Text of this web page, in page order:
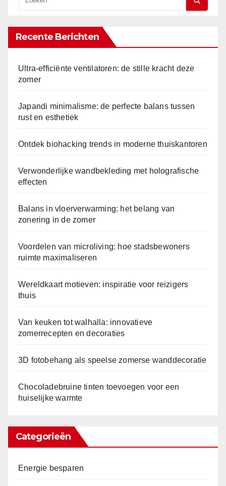
Recente Berichten
Ultra-efficiënte ventilatoren: de stille kracht deze
zomer
Japandi minimalisme: de perfecte balans tussen
rust en esthetiek
Ontdek biohacking trends in moderne thuiskantoren
Verwonderlijke wandbekleding met holografische
effecten
Balans in vloerverwarming: het belang van
zonering in de zomer
Voordelen van microliving: hoe stadsbewoners
ruimte maximaliseren
Wereldkaart motieven: inspiratie voor reizigers
thuis
Van keuken tot walhalla: innovatieve
zomerrecepten en decoraties
3D fotobehang als speelse zomerse wanddecoratie
Chocoladebruine tinten toevoegen voor een
huiselijke warmte
Categorieën
Energie besparen